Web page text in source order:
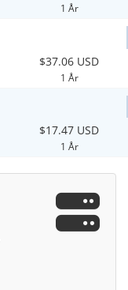
1 År
$37.06 USD
1 År
$17.47 USD
1 År